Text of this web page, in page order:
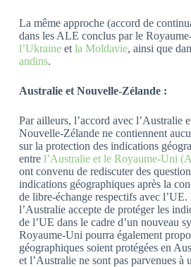
La même approche (accord de
dans les ALE conclus par le
l’Ukraineet la Moldavie, ainsi que
andins.
Australie et Nouvelle-Zélande :
Par ailleurs, l’accord avec l’Australie
Nouvelle-Zélande ne contiennent
sur la protection des indications
entre l’Australie et le Royaume-Uni
ont convenu de rediscuter des
indications géographiques après la
de libre-échange respectifs avec l’UE.
l’Australie accepte de protéger les
de l’UE dans le cadre d’un nouveau
Royaume-Uni pourra également
géographiques soient protégées en
et l’Australie ne sont pas parvenues à